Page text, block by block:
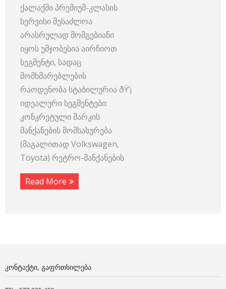
ქალაქში პრემიუმ-კლასის
სერვისი შესაძლოა
არასრულად მომგებიანი
იყოს უმჯობესია აირჩიოთ
სეგმენტი, სადაც
მომხმარებლების
რაოდენობა სტაბილურია ðŸ’¡
იდეალური სეგმენტები:
კონკრეტული მარკის
მანქანების მომსახურება
(მაგალითად Volkswagen,
Toyota) რეტრო-მანქანების
Read More
ᲙᲝᲜᲢᲐᲥᲢᲘ, ᲒᲐᲤᲠᲗᲮᲘᲚᲔᲑᲐ